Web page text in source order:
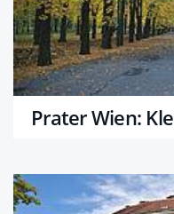
Prater Wien: